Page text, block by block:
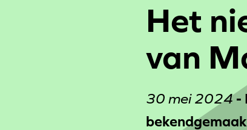
Het
van
30 mei 2024 -